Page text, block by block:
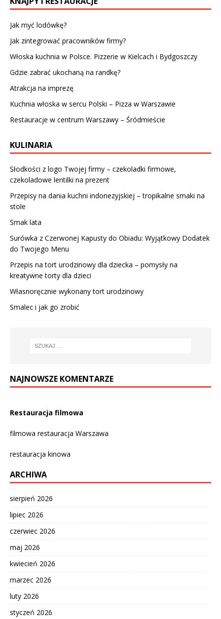
Jak myć lodówkę?
Jak zintegrować pracowników firmy?
Włoska kuchnia w Polsce. Pizzerie w Kielcach i Bydgoszczy
Gdzie zabrać ukochaną na randkę?
Atrakcja na imprezę
Kuchnia włoska w sercu Polski – Pizza w Warszawie
Restauracje w centrum Warszawy – Śródmieście
KULINARIA
Słodkości z logo Twojej firmy – czekoladki firmowe,
czekoladowe lentilki na prezent
Przepisy na dania kuchni indonezyjskiej – tropikalne smaki na
stole
Smak lata
Surówka z Czerwonej Kapusty do Obiadu: Wyjątkowy Dodatek
do Twojego Menu
Przepis na tort urodzinowy dla dziecka – pomysły na
kreatywne torty dla dzieci
Własnoręcznie wykonany tort urodzinowy
Smalec i jak go zrobić
NAJNOWSZE KOMENTARZE
Restauracja filmowa
filmowa restauracja Warszawa
restauracja kinowa
ARCHIWA
sierpień 2026
lipiec 2026
czerwiec 2026
maj 2026
kwiecień 2026
marzec 2026
luty 2026
styczeń 2026